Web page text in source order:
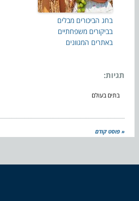
בחג הביכורים מבלים
בביקורים משפחתיים
באתרים המגוונים
תגיות:
בתים בעולם
« פוסט קודם